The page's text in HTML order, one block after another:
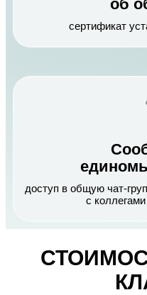
об
сертификат
доступ в общую чат-
с